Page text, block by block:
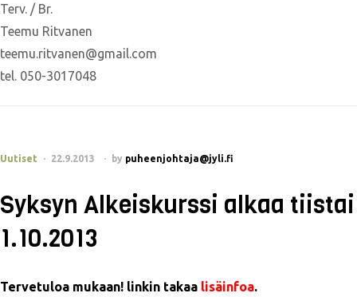
Terv. / Br.
Teemu Ritvanen
teemu.ritvanen@gmail.com
tel. 050-3017048
Uutiset 22.9.2013 by puheenjohtaja@jyli.fi
Syksyn Alkeiskurssi alkaa tiistai
1.10.2013
Tervetuloa mukaan! linkin takaa lisäinfoa.